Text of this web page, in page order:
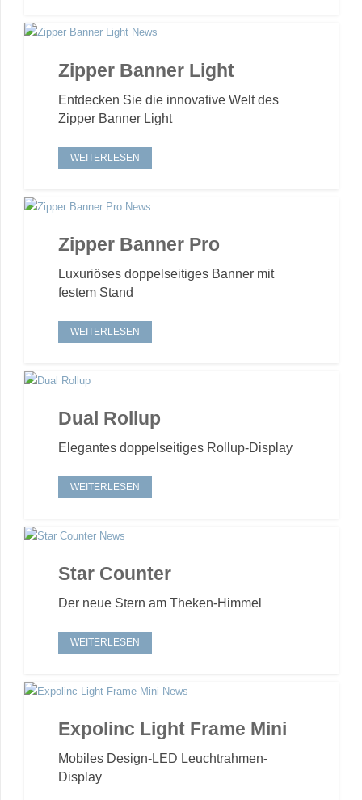
Zipper Banner Light
Entdecken Sie die innovative Welt des
Zipper Banner Light
WEITERLESEN
Zipper Banner Pro
Luxuriöses doppelseitiges Banner mit
festem Stand
WEITERLESEN
Dual Rollup
Elegantes doppelseitiges Rollup-Display
WEITERLESEN
Star Counter
Der neue Stern am Theken-Himmel
WEITERLESEN
Expolinc Light Frame Mini
Mobiles Design-LED Leuchtrahmen-
Display